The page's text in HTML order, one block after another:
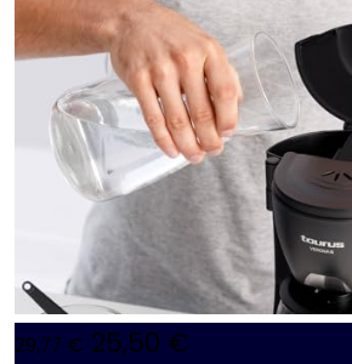
29,77 € 25,50 €